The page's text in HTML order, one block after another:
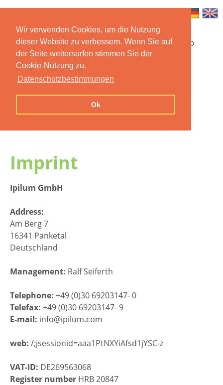
Wir verwenden Cookies, um die Nutzung
dieser Website zu verbessern. Wenn Sie auf
der Seite weitersurfen stimmen Sie der
Cookie-Nutzung zu.
Datenschutzbestimmungen
Ok
Startseite Funktionen Mobile App
Preise
Kontakt Impressum
Imprint
Ipilum GmbH
Address:
Am Berg 7
16341 Panketal
Deutschland
Management: Ralf Seiferth
Telephone: +49 (0)30 69203147- 0
Telefax: +49 (0)30 69203147- 9
E-mail: info@ipilum.com
web: /;jsessionid=aaa1PtNXYiAfsd1jYSC-z
VAT-ID: DE269563068
Register number HRB 20847